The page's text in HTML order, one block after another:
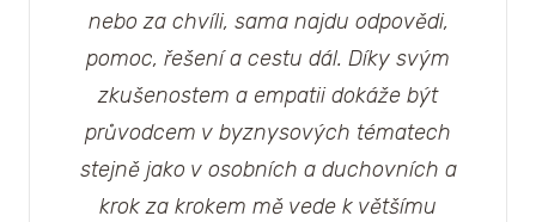
nebo za chvíli, sama najdu odpovědi,
pomoc, řešení a cestu dál. Díky svým
zkušenostem a empatii dokáže být
průvodcem v byznysových tématech
stejně jako v osobních a duchovních a
krok za krokem mě vede k většímu